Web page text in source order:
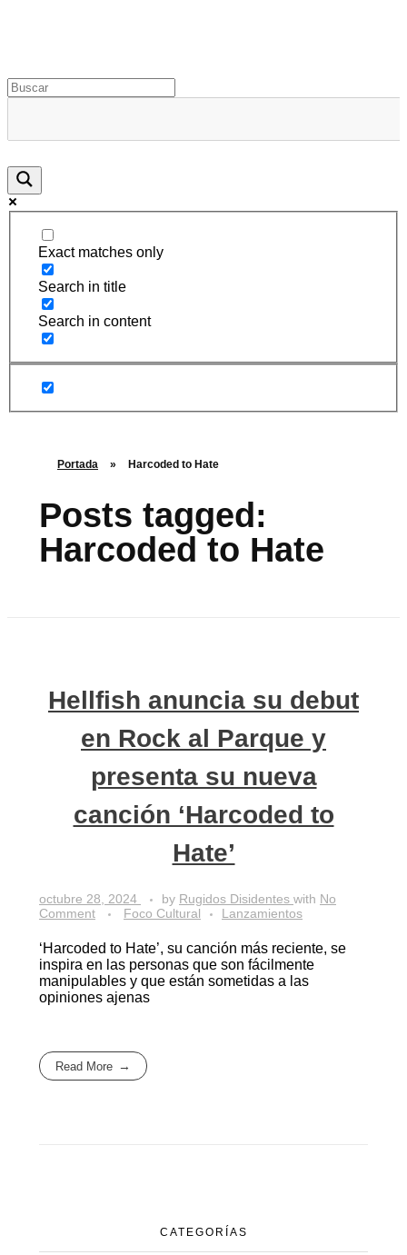
Exact matches only
Search in title
Search in content
Portada » Harcoded to Hate
Posts tagged:
Harcoded to Hate
Hellfish anuncia su debut
en Rock al Parque y
presenta su nueva
canción ‘Harcoded to
Hate’
octubre 28, 2024 by Rugidos Disidentes with No
Comment
Foco Cultural Lanzamientos
‘Harcoded to Hate’, su canción más reciente, se
inspira en las personas que son fácilmente
manipulables y que están sometidas a las
opiniones ajenas
Read More
CATEGORÍAS